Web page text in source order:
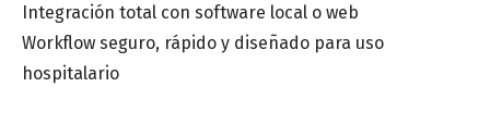
Integración total con software local o web
Workflow seguro, rápido y diseñado para uso
hospitalario